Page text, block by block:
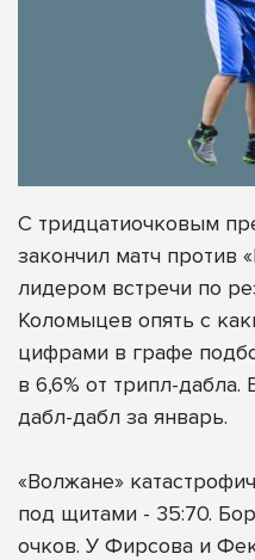
С тридцатиочковым
закончил матч против
лидером встречи по
Коломыцев опять с
цифрами в графе
в 6,6% от трипл-
дабл-дабл за январь.
«Волжане»
под щитами - 35:70.
очков. У Фирсова и